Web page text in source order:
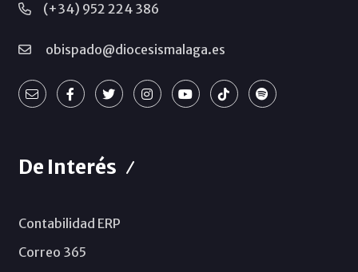
(+34) 952 224 386
obispado@diocesismalaga.es
De Interés
Contabilidad ERP
Correo 365